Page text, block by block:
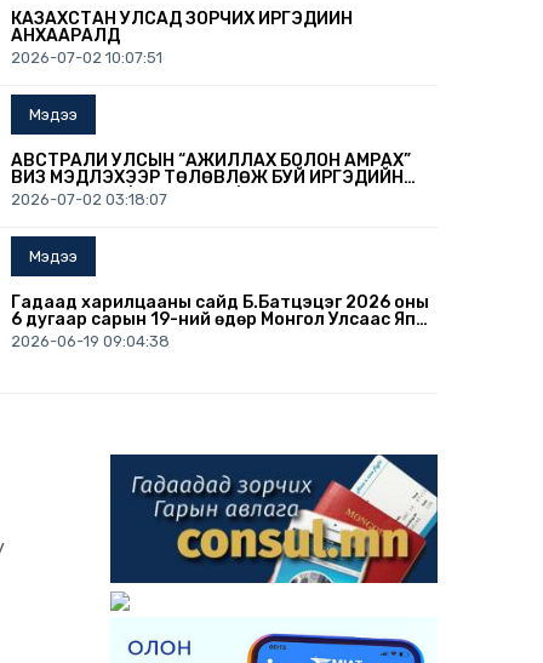
КАЗАХСТАН УЛСАД ЗОРЧИХ ИРГЭДИЙН
АНХААРАЛД
2026-07-02 10:07:51
Мэдээ
АВСТРАЛИ УЛСЫН “АЖИЛЛАХ БОЛОН АМРАХ”
ВИЗ МЭДҮҮЛЭХЭЭР ТӨЛӨВЛӨЖ БУЙ ИРГЭДИЙН
АНХААРАЛД /2026.07.02/
2026-07-02 03:18:07
Мэдээ
Гадаад харилцааны сайд Б.Батцэцэг 2026 оны
6 дугаар сарын 19-ний өдөр Монгол Улсаас Япон
Улсын Осака хотноо суух Ерөнхий консул
А.Дэлгэрмаад Консулын патентыг нь
2026-06-19 09:04:38
ЗӨВШӨӨРӨЛ ХҮСЭХЭЭР ТӨЛӨВЛӨЖ БУЙ
2026-06-12 02:55:00
ИРГЭДИЙН АНХААРАЛД (2026.06.10)
2026-06-10 09:31:08